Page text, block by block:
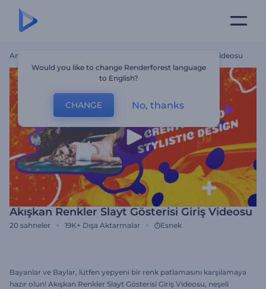
Ana Sayfa Akışkan Renkler Slayt Gösterisi Giriş Videosu
Akışkan Renkler Slayt Gösterisi Giriş Videosu
20 sahneler 19K+ Dışa Aktarmalar Esnek
Bayanlar ve Baylar, lütfen yepyeni bir renk patlamasını karşılamaya
hazır olun! Akışkan Renkler Slayt Gösterisi Giriş Videosu, neşeli
Would you like to change Renderforest language
to English?
CHANGE No, thanks